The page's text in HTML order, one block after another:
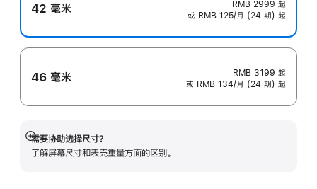
42 毫米 RMB 2999 起
或 RMB 125/月 (24 期) 起
46 毫米 RMB 3199 起
或 RMB 134/月 (24 期) 起
需要协助选择尺寸？
了解屏幕尺寸和表壳重量方面的区别。
展
开